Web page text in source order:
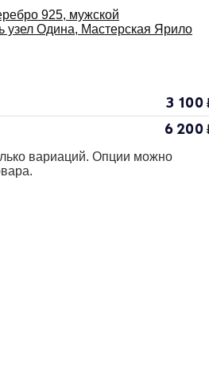
3 100
6 200
вариаций. Опции можно